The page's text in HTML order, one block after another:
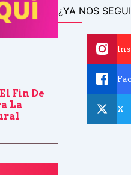
Fin De
La
¿YA NOS
X